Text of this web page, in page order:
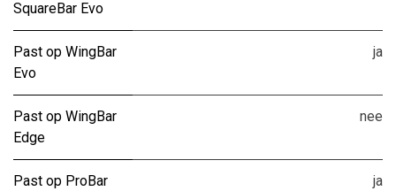
SquareBar Evo
Past op WingBar
Evo
ja
Past op WingBar
Edge
nee
Past op ProBar
ja